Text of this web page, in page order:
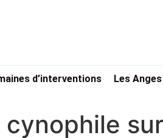
d’interventions Les Anges